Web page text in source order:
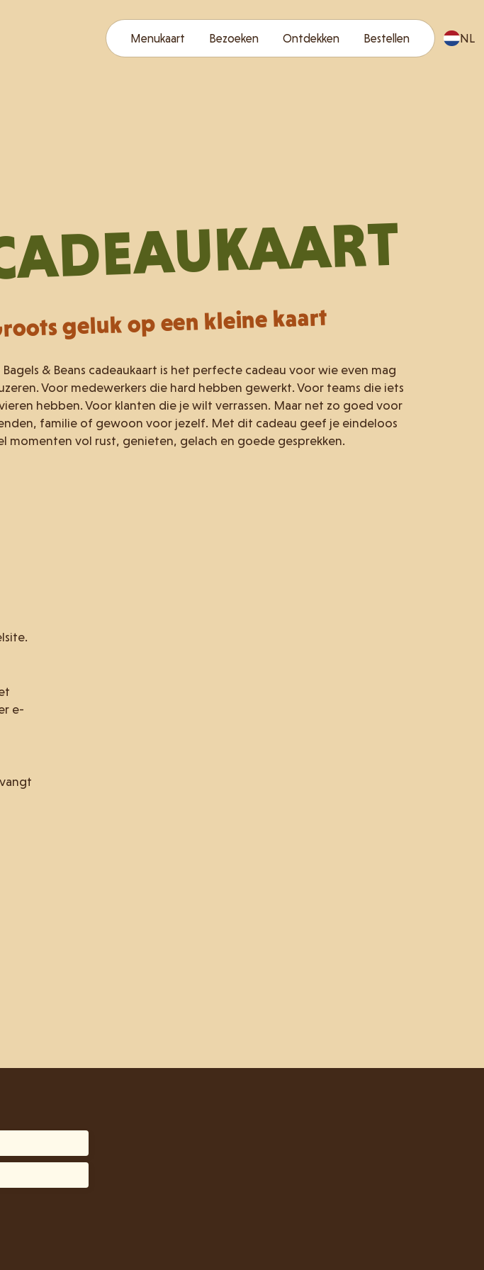
Menukaart Bezoeken Ontdekken Bestellen NL
geluk op een kleine kaart
Bagels & Beans cadeaukaart is het perfecte cadeau voor wie even mag
Voor medewerkers die hard hebben gewerkt. Voor teams die iets
hebben. Voor klanten die je wilt verrassen. Maar net zo goed voor
familie of gewoon voor jezelf. Met dit cadeau geef je eindeloos
momenten vol rust, genieten, gelach en goede gesprekken.
e-